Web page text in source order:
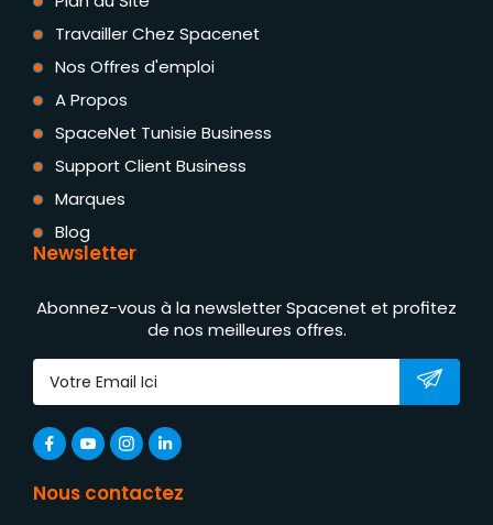
Travailler Chez Spacenet
Nos Offres d'emploi
A Propos
SpaceNet Tunisie Business
Support Client Business
Marques
Blog
Newsletter
Abonnez-vous à la newsletter Spacenet et profitez
de nos meilleures offres.
Nous contactez